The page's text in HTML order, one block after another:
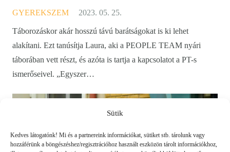
Sütik
Kedves látogatónk! Mi és a partnereink információkat, sütiket stb. tárolunk vagy
hozzáférünk a böngészéshez/regisztrációhoz használt eszközön tárolt információkhoz,
GYEREKSZEM 2023. 05. 25.
Táborozáskor akár hosszú távú barátságokat is ki lehet
alakítani. Ezt tanúsítja Laura, aki a PEOPLE TEAM nyári
táborában vett részt, és azóta is tartja a kapcsolatot a PT-s
ismerőseivel. „Egyszer…